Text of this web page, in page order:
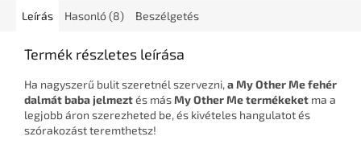
Leírás Hasonló (8) Beszélgetés
Termék részletes leírása
Ha nagyszerű bulit szeretnél szervezni, a My Other Me fehér
dalmát baba jelmeztés másMy Other Me termékeket ma a
legjobb áron szerezheted be, és kivételes hangulatot és
szórakozást teremthetsz!